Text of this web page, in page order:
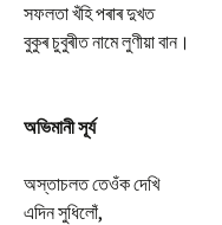
সফলতা খঁহি পৰাৰ দুখত
বুকুৰ চুবুৰীত নামে লুণীয়া বান।
অভিমানী সূৰ্য
অস্তাচলত তেওঁক দেখি
এদিন সুধিলোঁ,